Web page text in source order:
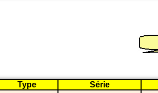
Type
Série